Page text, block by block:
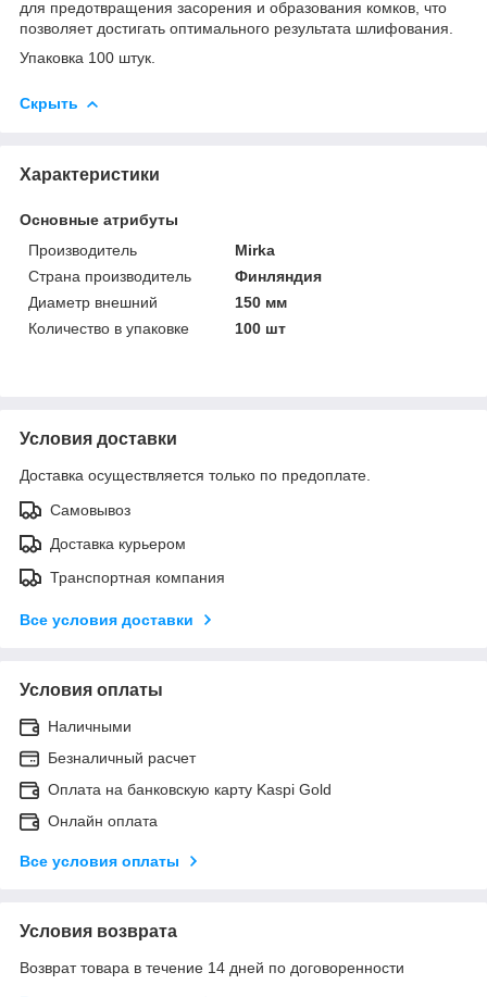
для предотвращения засорения и образования комков, что
позволяет достигать оптимального результата шлифования.
Упаковка 100 штук.
Скрыть
Характеристики
Основные атрибуты
Производитель
Mirka
Страна производитель
Финляндия
Диаметр внешний
150 мм
Количество в упаковке
100 шт
Условия доставки
Доставка осуществляется только по предоплате.
Самовывоз
Доставка курьером
Транспортная компания
Все условия доставки
Условия оплаты
Наличными
Безналичный расчет
Оплата на банковскую карту Kaspi Gold
Онлайн оплата
Все условия оплаты
Условия возврата
Возврат товара в течение 14 дней по договоренности